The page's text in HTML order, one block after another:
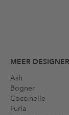
MEER
Ash
Bogner
Coccinelle
Furla